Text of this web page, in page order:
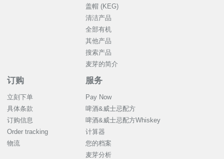
盖帽 (KEG)
清洁产品
全部有机
其他产品
搜索产品
麦芽的简介
订购
立刻下单
具体条款
订购信息
Order tracking
物流
服务
Pay Now
啤酒&威士忌配方
啤酒&威士忌配方Whiskey
计算器
您的档案
麦芽分析